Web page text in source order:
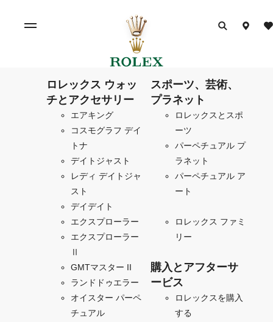
ロレックス ウォッ
チとアクセサリー
エアキング
コスモグラフ デイ
トナ
デイトジャスト
レディ デイトジャ
スト
デイデイト
エクスプローラー
エクスプローラー
Ⅱ
GMTマスター II
ランドドゥエラー
オイスター パーペ
チュアル
スポーツ、芸術、
プラネット
ロレックスとスポ
ーツ
パーペチュアル プ
ラネット
パーペチュアル ア
ート
ロレックス ファミ
リー
購入とアフターサ
ービス
ロレックスを購入
する